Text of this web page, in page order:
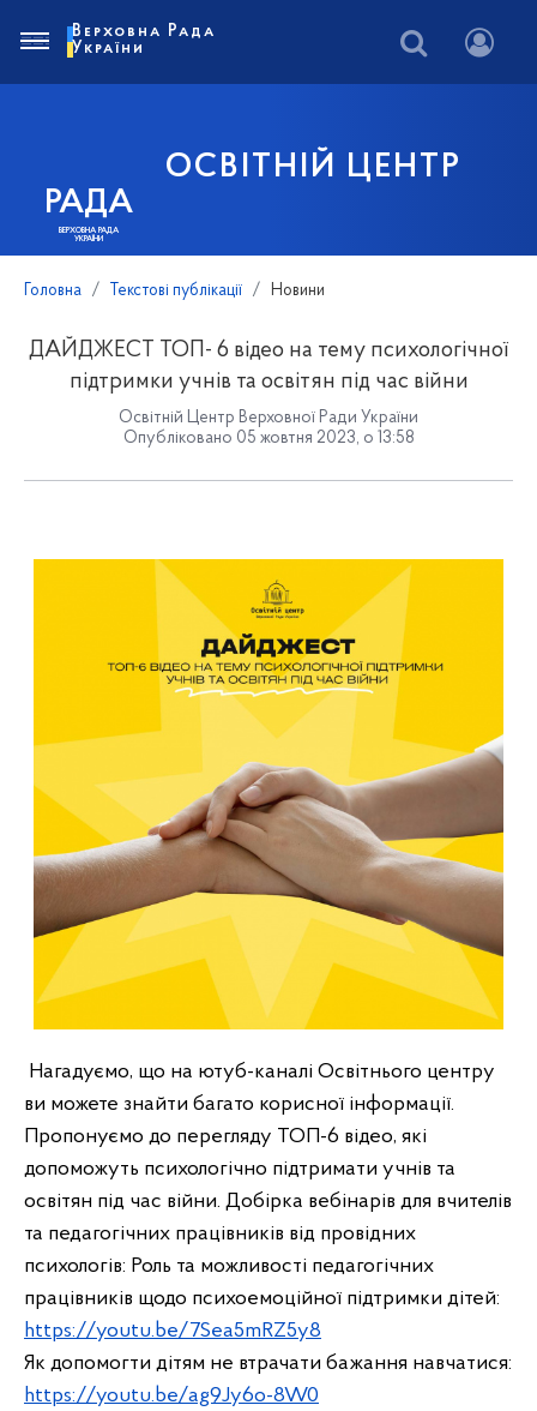
РАДА
ВЕРХОВНА РАДА
УКРАЇНИ
ОСВІТНІЙ ЦЕНТР
Верховна Рада
України
Головна Текстові публікації Новини
ДАЙДЖЕСТ ТОП- 6 відео на тему психологічної
підтримки учнів та освітян під час війни
Освітній Центр Верховної Ради України
Опубліковано 05 жовтня 2023, о 13:58
Нагадуємо, що на ютуб-каналі Освітнього центру
ви можете знайти багато корисної інформації.
Пропонуємо до перегляду ТОП-6 відео, які
допоможуть психологічно підтримати учнів та
освітян під час війни. Добірка вебінарів для вчителів
та педагогічних працівників від провідних
психологів: Роль та можливості педагогічних
працівників щодо психоемоційної підтримки дітей:
https://youtu.be/7Sea5mRZ5y8
Як допомогти дітям не втрачати бажання навчатися:
https://youtu.be/ag9Jy6o-8W0